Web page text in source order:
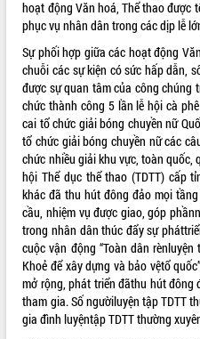
Bàn giải pháp tháo gỡ khó khăn trong
xuất khẩu sầu riêng và triển khai quy
định EUDR
Thứ trưởng Bộ Nông nghiệp và Môi
trường Nguyễn Hoàng Hiệp khảo sát
vùng trồng và doanh nghiệp đóng gói
sầu riêng tại Đắk Lắk
Trình diễn nghệ thuật chế biến các
món ăn từ sầu riêng
Đắk Lắk công bố Quy hoạch và xúc
tiến đầu tư tỉnh
Ngành cá ngừ Đắk Lắk chủ động thích
ứng để giữ vững thị trường xuất khẩu
Diễn đàn Kinh tế tư nhân Việt Nam đột
phá cơ chế - Hợp tác công tư
Đề án 06 tạo bước ngoặt đột phá trong
cải cách hành chính tỉnh Đắk Lắk
Tất cả:
66075822
hoạt động Văn hoá, Thể thao được
phục vụ nhân dân trong các dịp lễ
Sự phối hợp giữa các hoạt động
chuỗi các sự kiện có sức hấp dẫn,
được sự quan tâm của công
chức thành công 5 lần lễ hội cà
cai tổ chức giải bóng chuyền nữ
tổ chức giải bóng chuyền nữ các
chức nhiều giải khu vực, toàn
hội Thể dục thể thao (TDTT) cấp
khác đã thu hút đông đảo mọi
cầu, nhiệm vụ được giao, góp
trong nhân dân thúc đẩy sự
cuộc vận động “Toàn dân
Khoẻ để xây dựng và bảo vệtổ
mở rộng, phát triển đãthu hút
tham gia. Số ngườiluyện tập TDTT
gia đình luyệntập TDTT thường